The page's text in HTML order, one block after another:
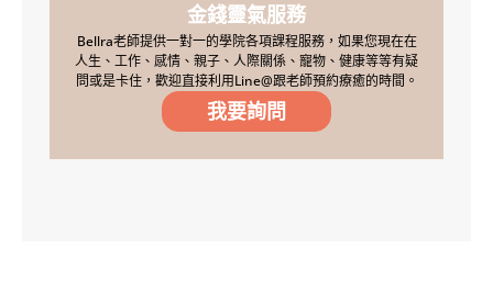
金錢靈氣服務
Bellra老師提供一對一的學院各項課程服務，如果您現在在
人生、工作、感情、親子、人際關係、寵物、健康等等有疑
問或是卡住，歡迎直接利用Line@跟老師預約療癒的時間。
我要詢問